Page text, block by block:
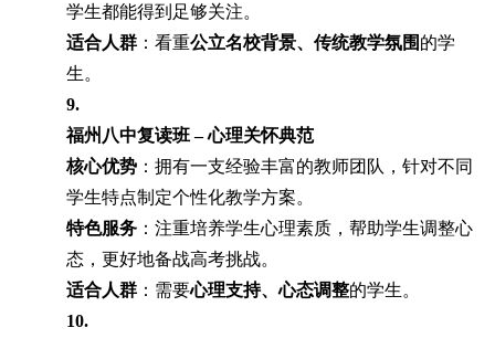
学生都能得到足够关注。
适合人群 ：看重公立名校背景、传统教学氛围 的学
生。
9.
福州八中复读班 – 心理关怀典范
核心优势 ：拥有一支经验丰富的教师团队，针对不同
学生特点制定个性化教学方案。
特色服务 ：注重培养学生心理素质，帮助学生调整心
态，更好地备战高考挑战。
适合人群 ：需要心理支持、心态调整的学生。
10.